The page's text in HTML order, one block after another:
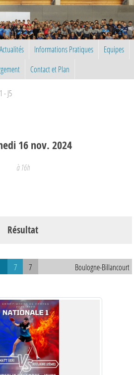
Actualités Informations Pratiques
Equipes
Contact et Plan
- J5
16nov.2024
à 16h
Résultat
7 7 Boulogne-Billancourt